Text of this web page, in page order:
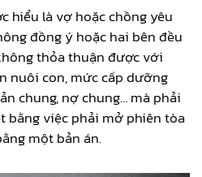
hiểu là vợ hoặc chồng yêu
đồng ý hoặc hai bên đều
thỏa thuận được với
nuôi con, mức cấp dưỡng
chung, nợ chung… mà phải
bằng việc phải mở phiên tòa
một bản án.